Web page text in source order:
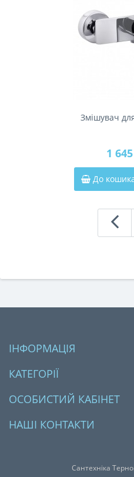
Змішувач
1
До
ІНФОРМАЦІЯ
КАТЕГОРІЇ
ОСОБИСТИЙ КАБІНЕТ
НАШІ КОНТАКТИ
Сантехніка